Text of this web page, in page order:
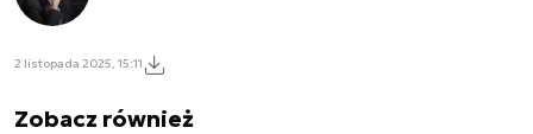
2 listopada 2025, 15:11
Zobacz również